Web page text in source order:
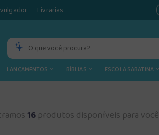
Livrarias
LANÇAMENTOS BÍBLIAS ESCOLA SABATINA
16 produtos disponíveis para você